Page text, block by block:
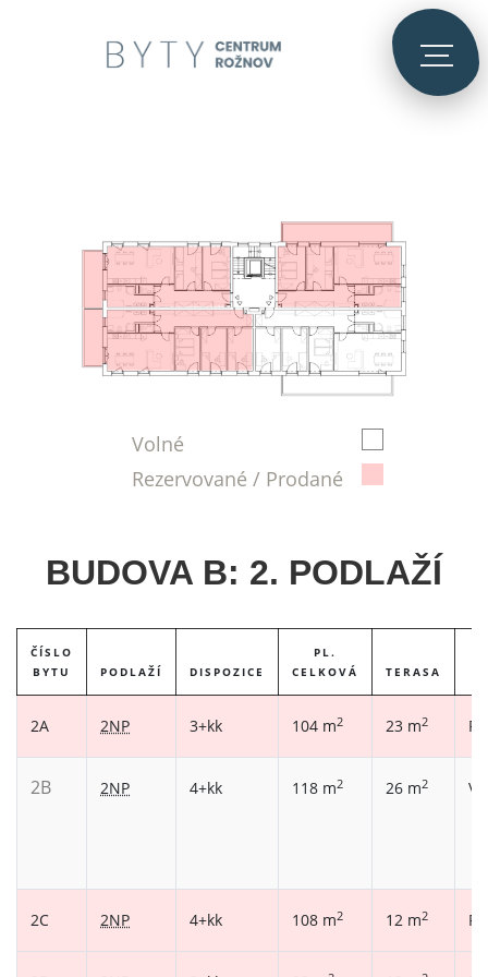
Volné
Rezervované / Prodané
BUDOVA B: 2. PODLAŽÍ
ČÍSLO
BYTU
PODLAŽÍ DISPOZICE
PL.
CELKOVÁ
TERASA
2A 2NP 3+kk 104 m2 23 m2
2B 2NP 4+kk 118 m2 26 m2
2C 2NP 4+kk 108 m2 12 m2